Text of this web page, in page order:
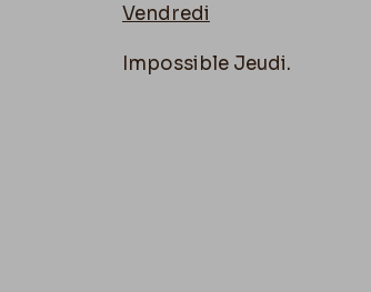
Vendredi
Impossible Jeudi.